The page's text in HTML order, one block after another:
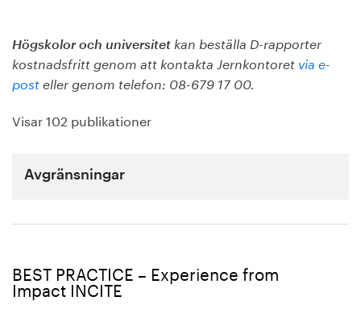
Publicerat
Bildbank
Om oss
Högskolor och universitet kan beställa D-rapporter
kostnadsfritt genom att kontakta Jernkontoret via e-
post eller genom telefon: 08-679 17 00.
Visar 102 publikationer
Avgränsningar
BEST PRACTICE – Experience from
Impact INCITE